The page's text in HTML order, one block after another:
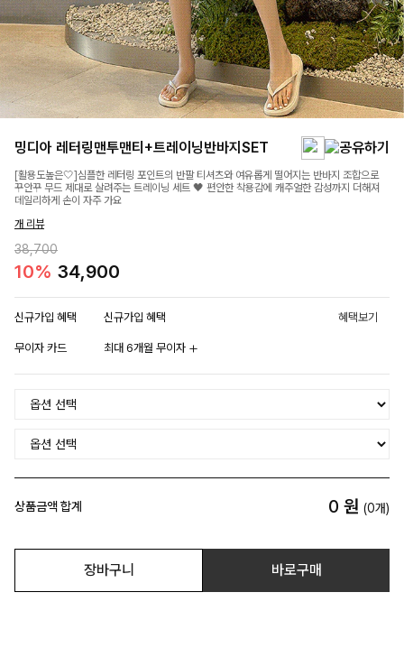
밍디아 레터링맨투맨티+트레이닝반바지SET
[활용도높은🤍]심플한 레터링 포인트의 반팔 티셔츠와 여유롭게 떨어지는 반바지 조합으로
꾸안꾸 무드 제대로 살려주는 트레이닝 세트 🖤 편안한 착용감에 캐주얼한 감성까지 더해져
데일리하게 손이 자주 가요
개 리뷰
38,700
10% 34,900
신규가입 혜택 신규가입 혜택 혜택보기
무이자 카드 최대 6개월 무이자
상품금액 합계 0 원 (0개)
장바구니 바로구매